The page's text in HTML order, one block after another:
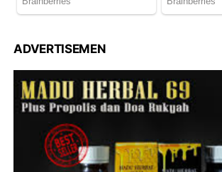
ADVERTISEMEN